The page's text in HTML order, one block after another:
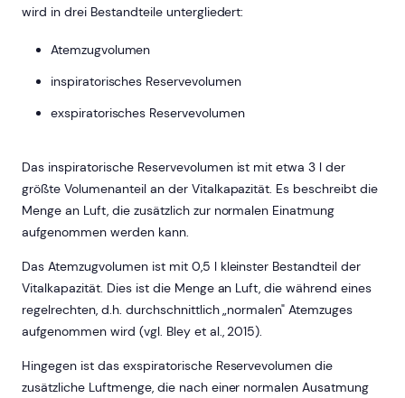
wird in drei Bestandteile untergliedert:
Atemzugvolumen
inspiratorisches Reservevolumen
exspiratorisches Reservevolumen
Das inspiratorische Reservevolumen ist mit etwa 3 l der
größte Volumenanteil an der Vitalkapazität. Es beschreibt die
Menge an Luft, die zusätzlich zur normalen Einatmung
aufgenommen werden kann.
Das Atemzugvolumen ist mit 0,5 l kleinster Bestandteil der
Vitalkapazität. Dies ist die Menge an Luft, die während eines
regelrechten, d.h. durchschnittlich „normalen" Atemzuges
aufgenommen wird (vgl. Bley et al., 2015).
Hingegen ist das exspiratorische Reservevolumen die
zusätzliche Luftmenge, die nach einer normalen Ausatmung